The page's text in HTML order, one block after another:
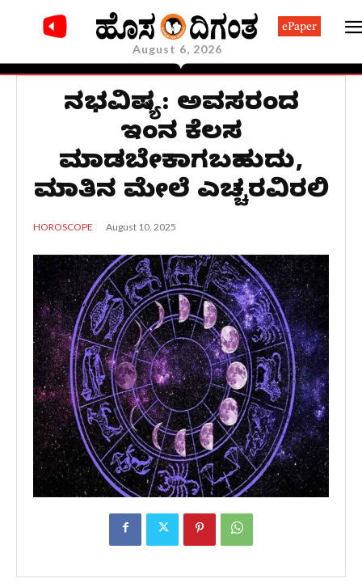
August 6, 2026
ePaper
ದಿನಭವಿಷ್ಯ: ಅವಸರದಿಂದ
ಇಂದಿನ ಕೆಲಸ
ಮಾಡಬೇಕಾಗಬಹುದು,
ಮಾತಿನ ಮೇಲೆ ಎಚ್ಚರವಿರಲಿ
HOROSCOPE August 10, 2025